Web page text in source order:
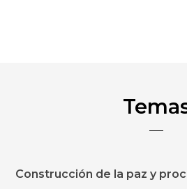
Construcción de la paz y